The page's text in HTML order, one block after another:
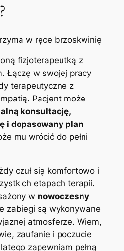
fizjoterapeutką z
Łączę w swojej pracy
terapeutyczne z
Pacjent może
konsultację,
i dopasowany plan
mu wrócić do pełni
czuł się komfortowo i
etapach terapii.
w nowoczesny
zabiegi są wykonywane
atmosferze. Wiem,
zaufanie i poczucie
zapewniam pełną